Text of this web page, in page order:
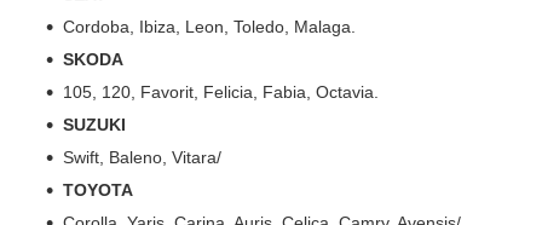
Cordoba, Ibiza, Leon, Toledo, Malaga.
SKODA
105, 120, Favorit, Felicia, Fabia, Octavia.
SUZUKI
Swift, Baleno, Vitara/
TOYOTA